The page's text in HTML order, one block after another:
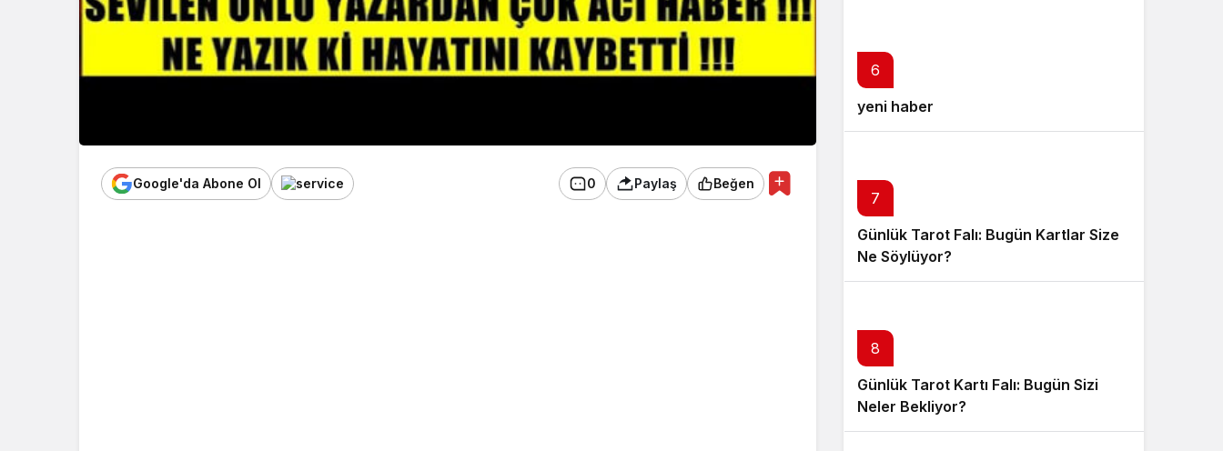
Google'da Abone Ol 0 Paylaş Beğen
6
yeni haber
7
Günlük Tarot Falı: Bugün Kartlar Size
Ne Söylüyor?
8
Günlük Tarot Kartı Falı: Bugün Sizi
Neler Bekliyor?